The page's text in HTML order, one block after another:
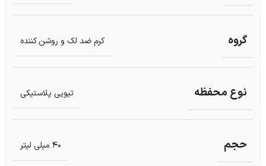
گروه کرم ضد لک و روشن کننده
نوع محفظه تیوپی پلاستیکی
حجم 40 میلی لیتر